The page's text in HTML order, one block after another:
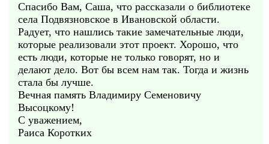
Спасибо Вам, Саша, что рассказали о библиотеке
села Подвязновское в Ивановской области.
Радует, что нашлись такие замечательные люди,
которые реализовали этот проект. Хорошо, что
есть люди, которые не только говорят, но и
делают дело. Вот бы всем нам так. Тогда и жизнь
стала бы лучше.
Вечная память Владимиру Семеновичу
Высоцкому!
С уважением,
Раиса Коротких